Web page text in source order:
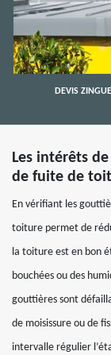
DEVIS
Les intérêts
de fuite de
En vérifiant les
toiture permet de
la toiture est en bon
bouchées ou des
gouttières sont
de moisissure ou de
intervalle régulier